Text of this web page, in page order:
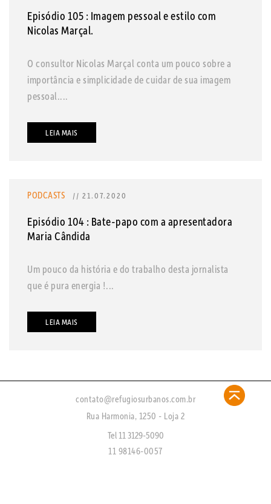
Episódio 105 : Imagem pessoal e estilo com
Nicolas Marçal.
O consultor Nicolas Marçal conta um pouco sobre a
importância e simplicidade de cuidar de sua imagem
pessoal....
LEIA MAIS
PODCASTS // 21.07.2020
Episódio 104 : Bate-papo com a apresentadora
Maria Cândida
Um pouco da história e do trabalho desta jornalista
que é pura energia !...
LEIA MAIS
contato@refugiosurbanos.com.br
Rua Harmonia, 1250 - Loja 2
Tel 11 3129-5090
11 98146-0057